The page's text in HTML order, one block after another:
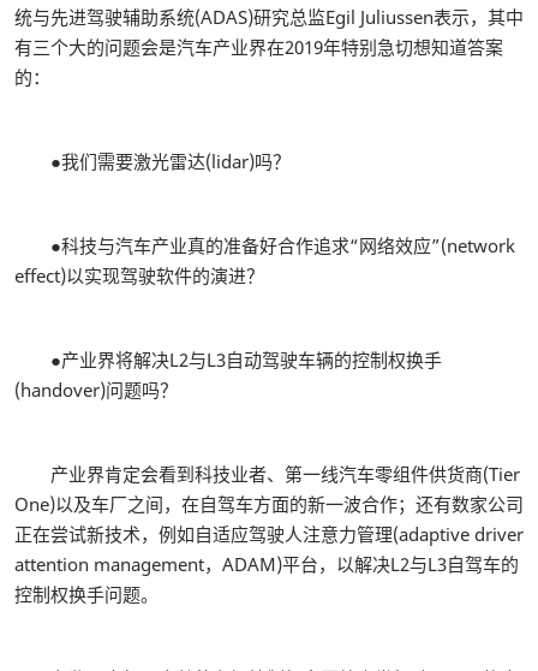
统与先进驾驶辅助系统(ADAS)研究总监Egil Juliussen表示，其中
有三个大的问题会是汽车产业界在2019年特别急切想知道答案
的：
●我们需要激光雷达(lidar)吗？
●科技与汽车产业真的准备好合作追求“网络效应”(network
effect)以实现驾驶软件的演进？
●产业界将解决L2与L3自动驾驶车辆的控制权换手
(handover)问题吗？
产业界肯定会看到科技业者、第一线汽车零组件供货商(Tier
One)以及车厂之间，在自驾车方面的新一波合作；还有数家公司
正在尝试新技术，例如自适应驾驶人注意力管理(adaptive driver
attention management，ADAM)平台，以解决L2与L3自驾车的
控制权换手问题。